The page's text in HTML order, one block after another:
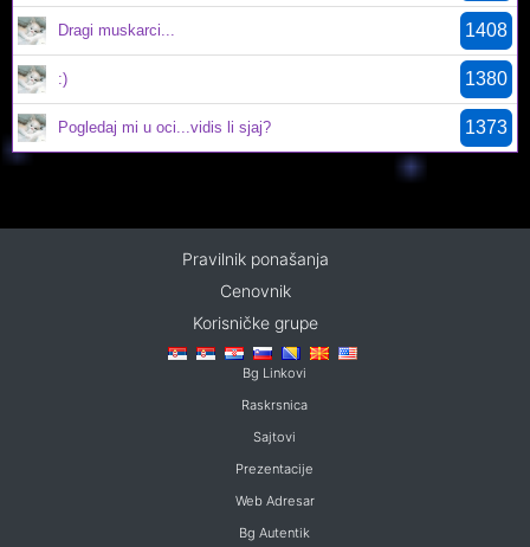
Dragi muskarci... 1408
:) 1380
Pogledaj mi u oci...vidis li sjaj? 1373
Pravilnik ponašanja
Cenovnik
Korisničke grupe
Bg Linkovi
Raskrsnica
Sajtovi
Prezentacije
Web Adresar
Bg Autentik